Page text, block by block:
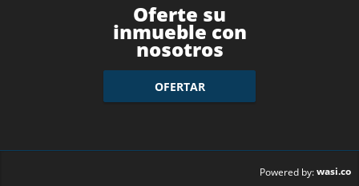
Oferte su
inmueble con
nosotros
OFERTAR
Powered by:wasi.co